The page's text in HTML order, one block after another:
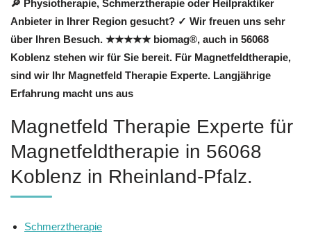
🔎 Physiotherapie, Schmerztherapie oder Heilpraktiker
Anbieter in Ihrer Region gesucht? ✓ Wir freuen uns sehr
über Ihren Besuch. ★★★★★ biomag®, auch in 56068
Koblenz stehen wir für Sie bereit. Für Magnetfeldtherapie,
sind wir Ihr Magnetfeld Therapie Experte. Langjährige
Erfahrung macht uns aus
Magnetfeld Therapie Experte für
Magnetfeldtherapie in 56068
Koblenz in Rheinland-Pfalz.
Schmerztherapie